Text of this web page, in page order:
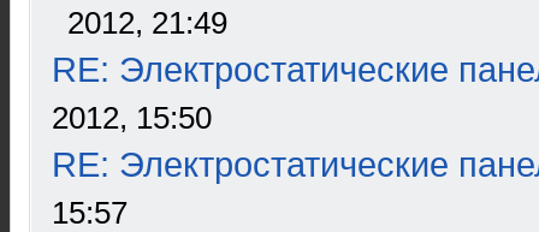
2012, 21:49
RE: Электростатические
2012, 15:50
RE: Электростатические
15:57